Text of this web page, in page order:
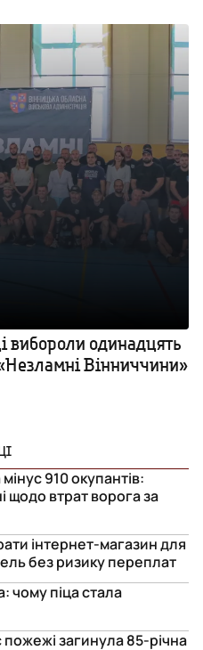
вибороли одинадцять
Вінниччини»
910 окупантів:
щодо втрат ворога за
інтернет-магазин для
без ризику переплат
чому піца стала
пожежі загинула 85-річна